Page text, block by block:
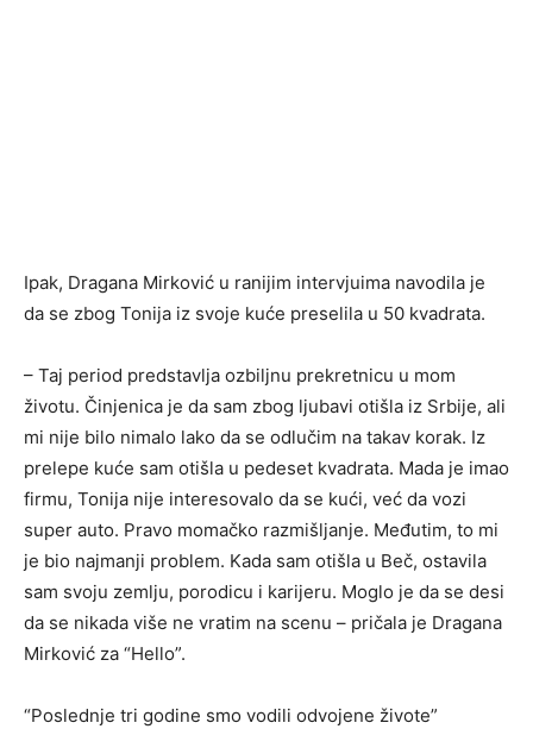
Ipak, Dragana Mirković u ranijim intervjuima navodila je
da se zbog Tonija iz svoje kuće preselila u 50 kvadrata.
– Taj period predstavlja ozbiljnu prekretnicu u mom
životu. Činjenica je da sam zbog ljubavi otišla iz Srbije, ali
mi nije bilo nimalo lako da se odlučim na takav korak. Iz
prelepe kuće sam otišla u pedeset kvadrata. Mada je imao
firmu, Tonija nije interesovalo da se kući, već da vozi
super auto. Pravo momačko razmišljanje. Međutim, to mi
je bio najmanji problem. Kada sam otišla u Beč, ostavila
sam svoju zemlju, porodicu i karijeru. Moglo je da se desi
da se nikada više ne vratim na scenu – pričala je Dragana
Mirković za “Hello”.
“Poslednje tri godine smo vodili odvojene živote”